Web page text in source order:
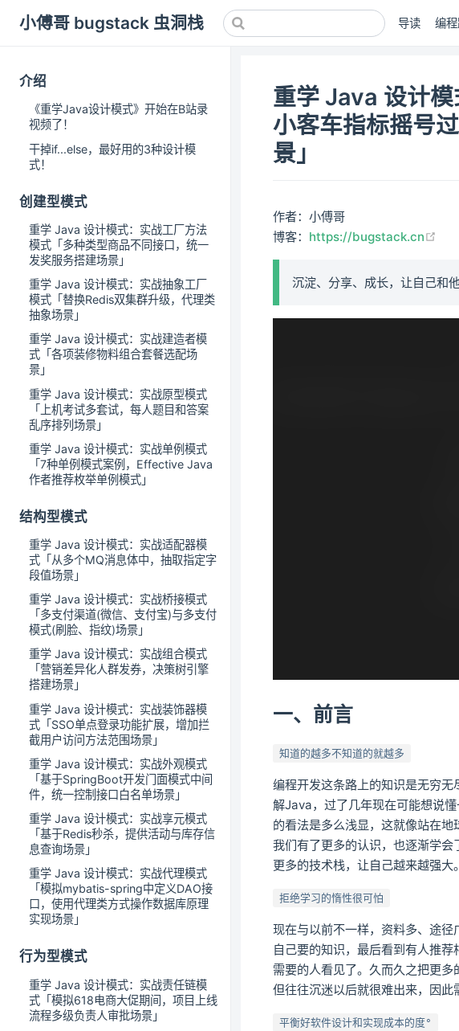
小傅哥 bugstack 虫洞栈 导读 编
介绍
《重学Java设计模式》开始在B站录
视频了！
干掉if...else，最好用的3种设计模
式！
创建型模式
重学 Java 设计模式：实战工厂方法
模式「多种类型商品不同接口，统一
发奖服务搭建场景」
重学 Java 设计模式：实战抽象工厂
模式「替换Redis双集群升级，代理类
抽象场景」
重学 Java 设计模式：实战建造者模
式「各项装修物料组合套餐选配场
景」
重学 Java 设计模式：实战原型模式
「上机考试多套试，每人题目和答案
乱序排列场景」
重学 Java 设计模式：实战单例模式
「7种单例模式案例，Effective Java
作者推荐枚举单例模式」
结构型模式
重学 Java 设计模式：实战适配器模
式「从多个MQ消息体中，抽取指定字
段值场景」
重学 Java 设计模式：实战桥接模式
「多支付渠道(微信、支付宝)与多支付
模式(刷脸、指纹)场景」
重学 Java 设计模式：实战组合模式
「营销差异化人群发券，决策树引擎
搭建场景」
重学 Java 设计模式：实战装饰器模
式「SSO单点登录功能扩展，增加拦
截用户访问方法范围场景」
重学 Java 设计模式：实战外观模式
「基于SpringBoot开发门面模式中间
件，统一控制接口白名单场景」
重学 Java 设计模式：实战享元模式
「基于Redis秒杀，提供活动与库存信
息查询场景」
重学 Java 设计模式：实战代理模式
「模拟mybatis-spring中定义DAO接
口，使用代理类方式操作数据库原理
实现场景」
行为型模式
重学 Java 设计模式：实战责任链模
式「模拟618电商大促期间，项目上线
流程多级负责人审批场景」
重学 Java 设计
小客车指标摇号
景」
作者：小傅哥
博客： https://bugstack.cn
沉淀、分享、成长，让自己和
一、前言
知道的越多不知道的就越多
编程开发这条路上的知识是无穷
解Java，过了几年现在可能想说
的看法是多么浅显，这就像站在
我们有了更多的认识，也逐渐学
更多的技术栈，让自己越来越强大。
拒绝学习的惰性很可怕
现在与以前不一样，资料多、途
自己要的知识，最后看到有人推
需要的人看见了。久而久之把更多
但往往沉迷以后就很难出来，因此
平衡好软件设计和实现成本的度°